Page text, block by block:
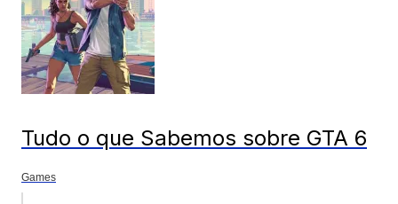
Tudo o que Sabemos sobre GTA 6
Games